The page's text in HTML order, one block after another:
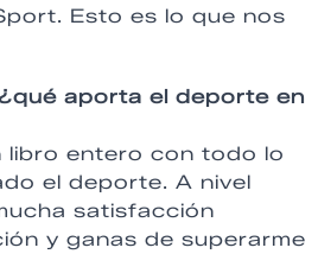
Esto es lo que nos
aporta el deporte en
libro entero con todo lo
el deporte. A nivel
satisfacción
y ganas de superarme